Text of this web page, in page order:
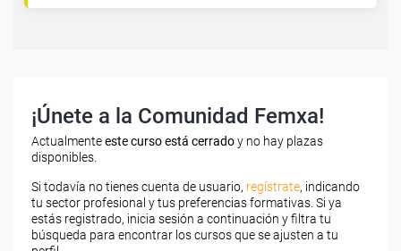
¡Únete a la Comunidad Femxa!
Actualmenteeste curso está cerradoy no hay plazas
disponibles.
Si todavía no tienes cuenta de usuario, regístrate, indicando
tu sector profesional y tus preferencias formativas. Si ya
estás registrado, inicia sesión a continuación y filtra tu
búsqueda para encontrar los cursos que se ajusten a tu